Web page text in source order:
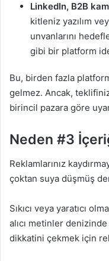
LinkedIn, B2B
kitleniz yazılım
unvanlarını
gibi bir platform
Bu, birden fazla
gelmez. Ancak,
birincil pazara göre
Neden #3
Reklamlarınız
çoktan suya düşmüş
Sıkıcı veya yaratıcı
alıcı metinler
dikkatini çekmek için